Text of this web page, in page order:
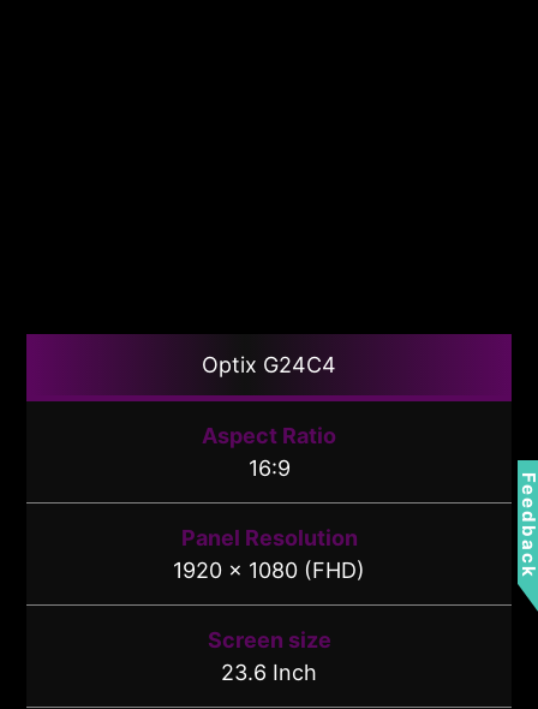
Optix G24C4
Aspect Ratio
16:9
Panel Resolution
1920 x 1080 (FHD)
Screen size
23.6 Inch